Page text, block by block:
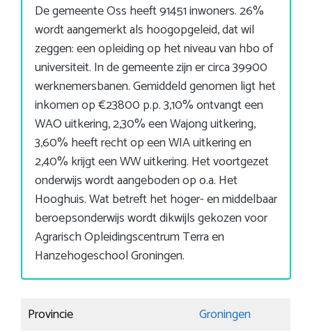
De gemeente Oss heeft 91451 inwoners. 26%
wordt aangemerkt als hoogopgeleid, dat wil
zeggen: een opleiding op het niveau van hbo of
universiteit. In de gemeente zijn er circa 39900
werknemersbanen. Gemiddeld genomen ligt het
inkomen op €23800 p.p. 3,10% ontvangt een
WAO uitkering, 2,30% een Wajong uitkering,
3,60% heeft recht op een WIA uitkering en
2,40% krijgt een WW uitkering. Het voortgezet
onderwijs wordt aangeboden op o.a. Het
Hooghuis. Wat betreft het hoger- en middelbaar
beroepsonderwijs wordt dikwijls gekozen voor
Agrarisch Opleidingscentrum Terra en
Hanzehogeschool Groningen.
Provincie Groningen